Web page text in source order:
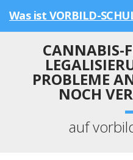
Was ist VORBILD-
CANNABIS-
PROBLEME
NOCH
auf